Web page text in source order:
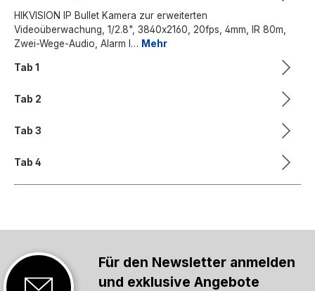
HIKVISION IP Bullet Kamera zur erweiterten
Videoüberwachung, 1/2.8", 3840x2160, 20fps, 4mm, IR 80m,
Zwei-Wege-Audio, Alarm I… Mehr
Tab 1
Tab 2
Tab 3
Tab 4
Für den Newsletter anmelden
und exklusive Angebote